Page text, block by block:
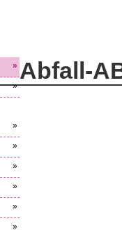
»
»
»
»
»
»
»
»
Abfall-